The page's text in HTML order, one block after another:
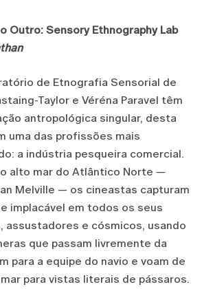
Outro: Sensory Ethnography Lab
de Etnografia Sensorial de
Taylor e Véréna Paravel têm
antropológica singular, desta
uma das profissões mais
a indústria pesqueira comercial.
alto mar do Atlântico Norte —
Melville — os cineastas capturam
implacável em todos os seus
assustadores e cósmicos, usando
que passam livremente da
para a equipe do navio e voam de
para vistas literais de pássaros.